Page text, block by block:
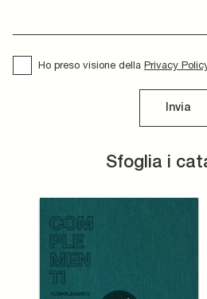
Sfoglia i
Ho preso visione della Privacy
Invia